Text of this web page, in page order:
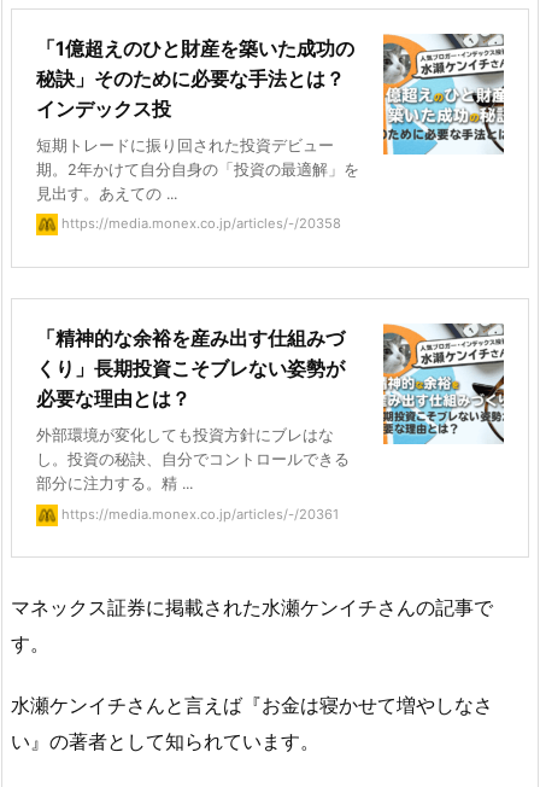
「1億超えのひと財産を築いた成功の
秘訣」そのために必要な手法とは？
インデックス投
短期トレードに振り回された投資デビュー
期。2年かけて自分自身の「投資の最適解」を
見出す。あえての ...
https://media.monex.co.jp/articles/-/20358
「精神的な余裕を産み出す仕組みづ
くり」長期投資こそブレない姿勢が
必要な理由とは？
外部環境が変化しても投資方針にブレはな
し。投資の秘訣、自分でコントロールできる
部分に注力する。精 ...
https://media.monex.co.jp/articles/-/20361
マネックス証券に掲載された水瀬ケンイチさんの記事で
す。
水瀬ケンイチさんと言えば『お金は寝かせて増やしなさ
い』の著者として知られています。